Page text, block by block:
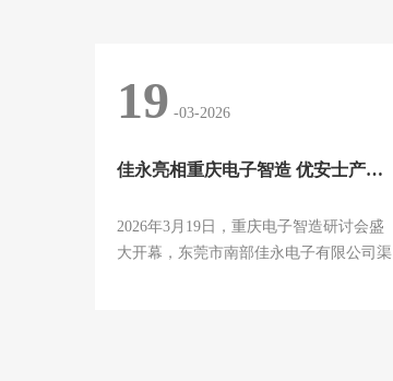
19 -03-2026
佳永亮相重庆电子智造 优安士产品引关注
2026年3月19日，重庆电子智造研讨会盛
大开幕，东莞市南部佳永电子有限公司渠